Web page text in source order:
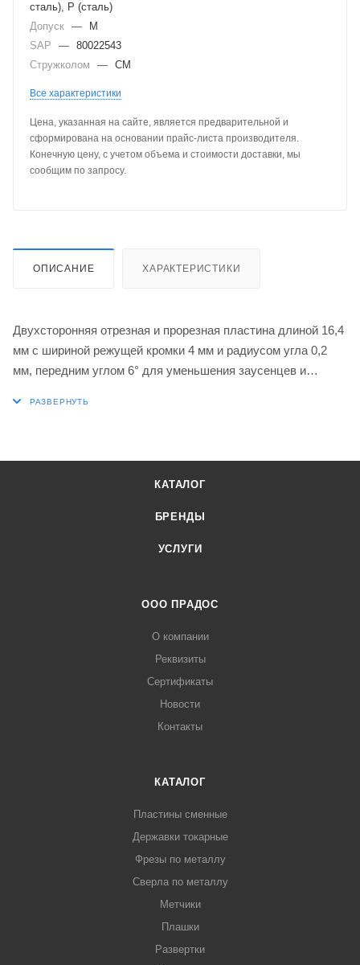
сталь), P (сталь)
Допуск —
M
SAP
— 80022543
Стружколом
— CM
Все характеристики
Цена, указанная на сайте, является предварительной и
сформирована на основании прайс-листа производителя.
Конечную цену, с учетом объема и стоимости доставки, мы
сообщим по запросу.
ОПИСАНИЕ ХАРАКТЕРИСТИКИ
Двухсторонняя отрезная и прорезная пластина длиной 16,4
мм с шириной режущей кромки 4 мм и радиусом угла 0,2
мм, передним углом 6° для уменьшения заусенцев и
PRAMET GF..(RL) 04, GG..(RL) 04 и XLCCN 0416
КАТАЛОГ
БРЕНДЫ
УСЛУГИ
ООО ПРАДОС
О компании
Реквизиты
Сертификаты
Новости
Контакты
КАТАЛОГ
Пластины сменные
Державки токарные
Фрезы по металлу
Сверла по металлу
Метчики
Плашки
Развертки